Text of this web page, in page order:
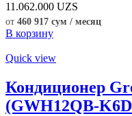
11.062.000 UZS
от 460 917 сум / месяц
В корзину
Quick view
Кондиционер
(GWH12QB-